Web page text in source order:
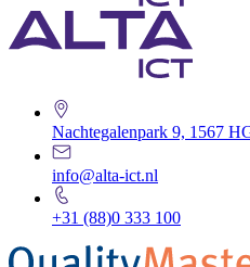
Nachtegalenpark 9, 1567
info@alta-ict.nl
+31 (88)0 333 100